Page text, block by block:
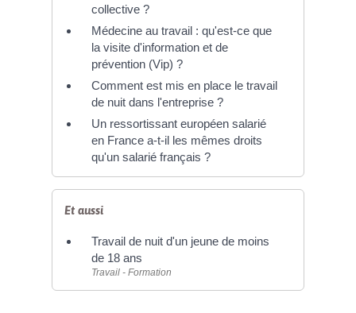
collective ?
Médecine au travail : qu'est-ce que
la visite d'information et de
prévention (Vip) ?
Comment est mis en place le travail
de nuit dans l'entreprise ?
Un ressortissant européen salarié
en France a-t-il les mêmes droits
qu'un salarié français ?
Et aussi
Travail de nuit d'un jeune de moins
de 18 ans
Travail - Formation